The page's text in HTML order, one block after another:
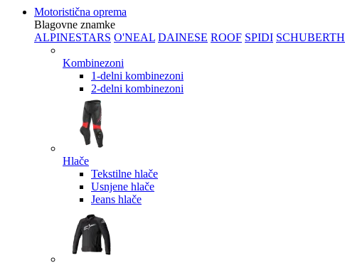
Motoristična oprema
Blagovne znamke
ALPINESTARS O'NEAL DAINESE ROOF SPIDI SCHUBERTH
Kombinezoni
1-delni kombinezoni
2-delni kombinezoni
Hlače
Tekstilne hlače
Usnjene hlače
Jeans hlače